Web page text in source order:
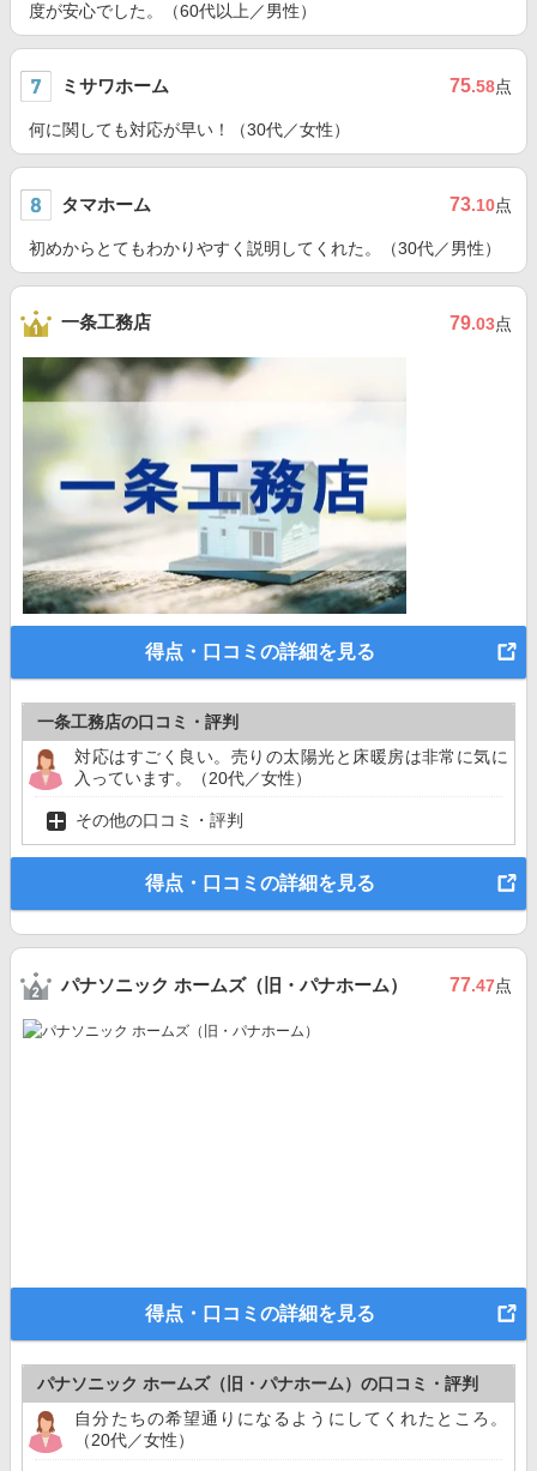
度が安心でした。（60代以上／男性）
ミサワホーム 75.58点
何に関しても対応が早い！（30代／女性）
タマホーム 73.10点
初めからとてもわかりやすく説明してくれた。（30代／男性）
一条工務店 79.03点
得点・口コミの詳細を見る
一条工務店の口コミ・評判
対応はすごく良い。売りの太陽光と床暖房は非常に気に
入っています。（20代／女性）
その他の口コミ・評判
得点・口コミの詳細を見る
パナソニック ホームズ（旧・パナホーム） 77.47点
得点・口コミの詳細を見る
パナソニック ホームズ（旧・パナホーム）の口コミ・評判
自分たちの希望通りになるようにしてくれたところ。
（20代／女性）